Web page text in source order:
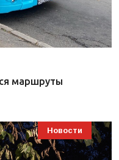
маршруты
Новости